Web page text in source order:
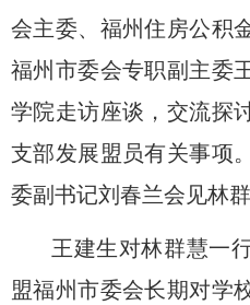
会主委、福州住房公积
福州市委会专职副主委
学院走访座谈，交流探
支部发展盟员有关事项
委副书记刘春兰会见林群
王建生对林群慧一
盟福州市委会长期对学